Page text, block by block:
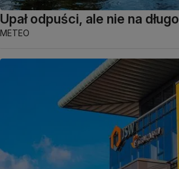
Upał odpuści, ale nie na długo
METEO